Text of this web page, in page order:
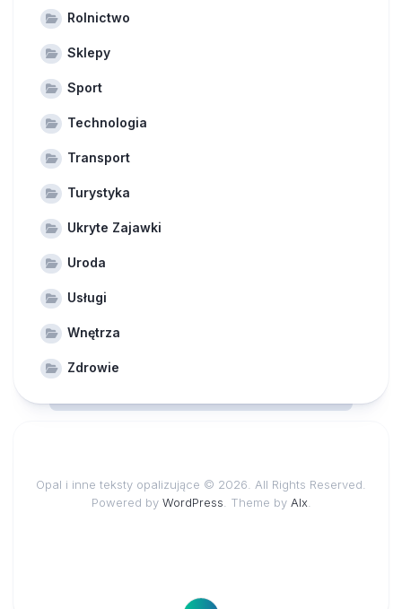
Rolnictwo
Sklepy
Sport
Technologia
Transport
Turystyka
Ukryte Zajawki
Uroda
Usługi
Wnętrza
Zdrowie
Opal i inne teksty opalizujące © 2026. All Rights Reserved.
Powered by WordPress . Theme by Alx